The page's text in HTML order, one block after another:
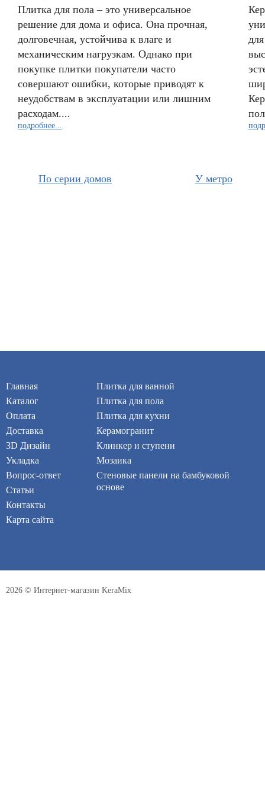
Плитка для пола – это универсальное
решение для дома и офиса. Она прочная,
долговечная, устойчива к влаге и
механическим нагрузкам. Однако при
покупке плитки покупатели часто
совершают ошибки, которые приводят к
неудобствам в эксплуатации или лишним
расходам....
подробнее...
По серии домов У метро
Главная
Каталог
Оплата
Доставка
3D Дизайн
Укладка
Вопрос-ответ
Статьи
Контакты
Карта сайта
Плитка для ванной
Плитка для пола
Плитка для кухни
Керамогранит
Клинкер и ступени
Мозаика
Стеновые панели на бамбуковой
основе
2026 © Интернет-магазин KeraMix